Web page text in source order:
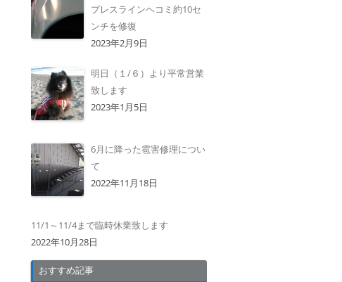
プレスラインヘコミ約10セ
ンチを修復
2023年2月9日
明日（１/６）より平常営業
致します
2023年1月5日
6月に降った雹害修理につい
て
2022年11月18日
11/1～11/4まで臨時休業致します
2022年10月28日
おすすめ記事